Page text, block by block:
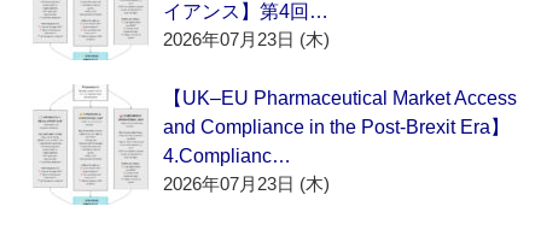
イアンス】第4回…
2026年07月23日 (木)
【UK–EU Pharmaceutical Market Access
and Compliance in the Post-Brexit Era】
4.Complianc…
2026年07月23日 (木)